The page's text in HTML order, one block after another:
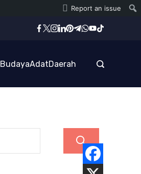
Report an issue
BudayaAdatDaerah